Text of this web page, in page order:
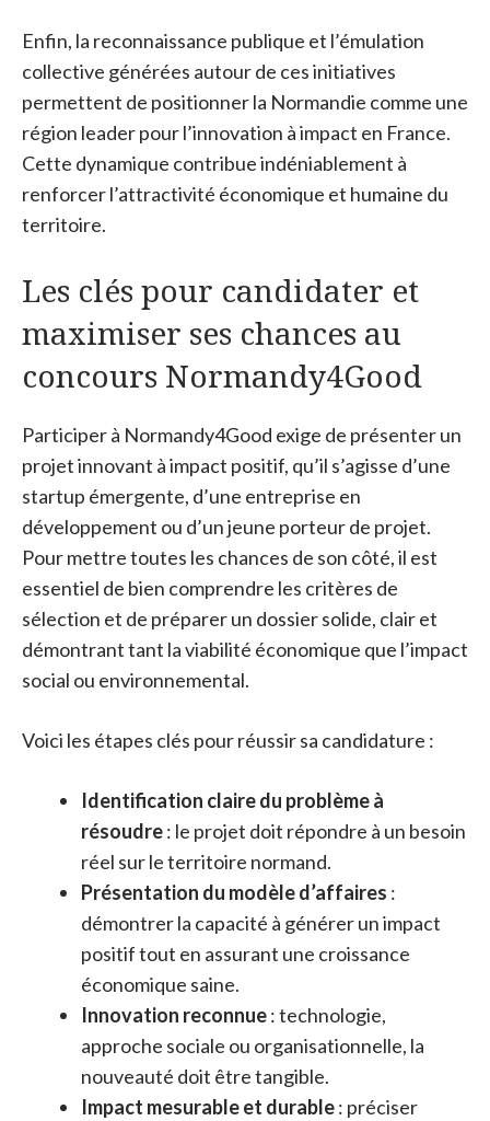
Enfin, la reconnaissance publique et l’émulation
collective générées autour de ces initiatives
permettent de positionner la Normandie comme une
région leader pour l’innovation à impact en France.
Cette dynamique contribue indéniablement à
renforcer l’attractivité économique et humaine du
territoire.
Les clés pour candidater et
maximiser ses chances au
concours Normandy4Good
Participer à Normandy4Good exige de présenter un
projet innovant à impact positif, qu’il s’agisse d’une
startup émergente, d’une entreprise en
développement ou d’un jeune porteur de projet.
Pour mettre toutes les chances de son côté, il est
essentiel de bien comprendre les critères de
sélection et de préparer un dossier solide, clair et
démontrant tant la viabilité économique que l’impact
social ou environnemental.
Voici les étapes clés pour réussir sa candidature :
Identification claire du problème à
résoudre: le projet doit répondre à un besoin
réel sur le territoire normand.
Présentation du modèle d’affaires :
démontrer la capacité à générer un impact
positif tout en assurant une croissance
économique saine.
Innovation reconnue: technologie,
approche sociale ou organisationnelle, la
nouveauté doit être tangible.
Impact mesurable et durable: préciser